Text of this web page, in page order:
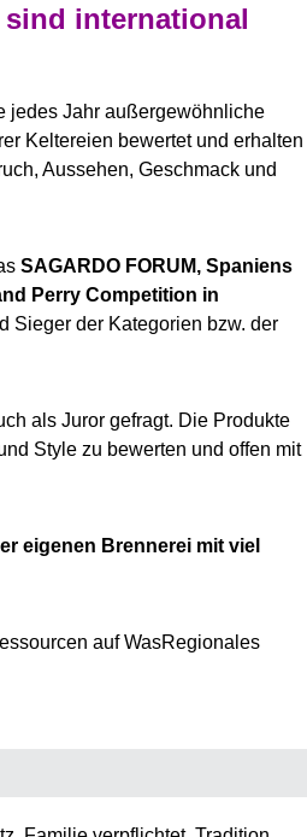
sind international
jedes Jahr außergewöhnliche
Keltereien bewertet und erhalten
Aussehen, Geschmack und
SAGARDO FORUM, Spaniens
Perry Competition in
Sieger der Kategorien bzw. der
als Juror gefragt. Die Produkte
Style zu bewerten und offen mit
eigenen Brennerei mit viel
auf WasRegionales